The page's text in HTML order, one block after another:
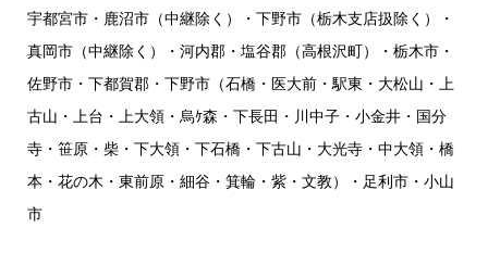
宇都宮市・鹿沼市（中継除く）・下野市（栃木支店扱除く）・
真岡市（中継除く）・河内郡・塩谷郡（高根沢町）・栃木市・
佐野市・下都賀郡・下野市（石橋・医大前・駅東・大松山・上
古山・上台・上大領・烏ｹ森・下長田・川中子・小金井・国分
寺・笹原・柴・下大領・下石橋・下古山・大光寺・中大領・橋
本・花の木・東前原・細谷・箕輪・紫・文教）・足利市・小山
市